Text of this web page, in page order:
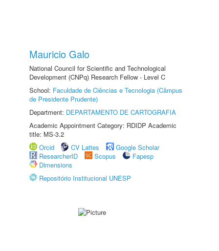
Mauricio Galo
National Council for Scientific and Technological
Development (CNPq) Research Fellow - Level C
School: Faculdade de Ciências e Tecnologia (Câmpus
de Presidente Prudente)
Department: DEPARTAMENTO DE CARTOGRAFIA
Academic Appointment Category: RDIDP Academic
title: MS-3.2
Orcid
CV Lattes
Google Scholar
ResearcherID
Scopus
Fapesp
Dimensions
Repositório Institucional UNESP